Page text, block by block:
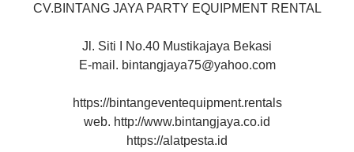
CV.BINTANG JAYA PARTY EQUIPMENT RENTAL
Jl. Siti I No.40 Mustikajaya Bekasi
E-mail. bintangjaya75@yahoo.com
https://bintangeventequipment.rentals
web. http://www.bintangjaya.co.id
https://alatpesta.id